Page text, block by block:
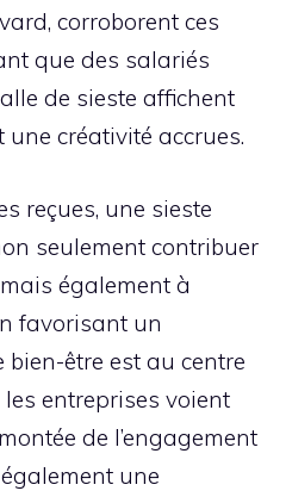
corroborent ces
que des salariés
de sieste affichent
créativité accrues.
reçues, une sieste
seulement contribuer
également à
favorisant un
être est au centre
entreprises voient
de l’engagement
une